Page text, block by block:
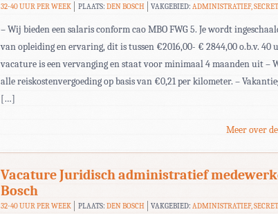
32-40 UUR PER WEEK PLAATS: DEN BOSCH VAKGEBIED:ADMINISTRATIEF,
– Wij bieden een salaris conform cao MBO FWG 5. Je wordt
van opleiding en ervaring, dit is tussen €2016,00- € 2844,00 o.b.v. 40
vacature is een vervanging en staat voor minimaal 4 maanden uit –
alle reiskostenvergoeding op basis van €0,21 per kilometer. –
[…]
Meer over
Vacature Juridisch administratief
Bosch
32-40 UUR PER WEEK PLAATS: DEN BOSCH VAKGEBIED:ADMINISTRATIEF,